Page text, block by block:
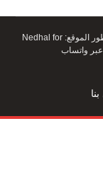
Nedhal for
واتساب